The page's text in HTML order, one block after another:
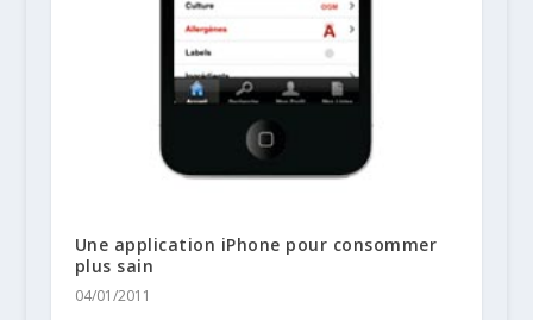
Une application iPhone pour consommer
plus sain
04/01/2011